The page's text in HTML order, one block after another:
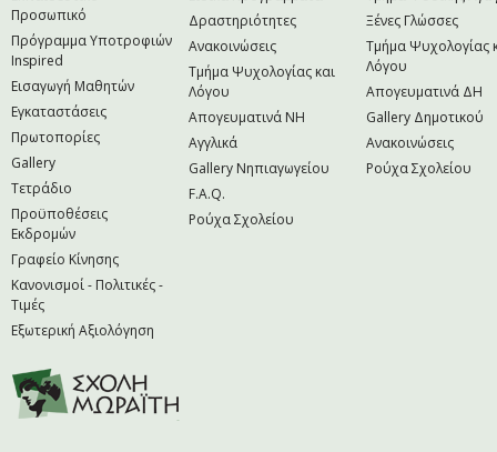
Προσωπικό
Πρόγραμμα Υποτροφιών
Inspired
Εισαγωγή Μαθητών
Εγκαταστάσεις
Πρωτοπορίες
Gallery
Τετράδιο
Προϋποθέσεις
Εκδρομών
Γραφείο Κίνησης
Κανονισμοί - Πολιτικές -
Τιμές
Εξωτερική Αξιολόγηση
Δραστηριότητες
Ανακοινώσεις
Τμήμα Ψυχολογίας και
Λόγου
Απογευματινά NH
Αγγλικά
Gallery Νηπιαγωγείου
F.A.Q.
Ρούχα Σχολείου
Ξένες Γλώσσες
Τμήμα Ψυχολογίας
Λόγου
Απογευματινά ΔΗ
Gallery Δημοτικού
Ανακοινώσεις
Ρούχα Σχολείου